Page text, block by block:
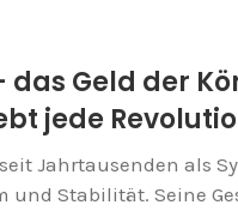
das Geld der
jede
Jahrtausenden als
und Stabilität. Seine